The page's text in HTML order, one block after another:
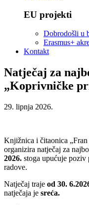
EU projekti
Dobrodošli u
Erasmus+
Kontakt
Natječaj za
„Koprivničke
29. lipnja 2026.
Knjižnica i čitaonica
organizira natječaj za
2026. stoga upućuje poziv
radove.
Natječaj traje od 30.
natječaja je sreća.